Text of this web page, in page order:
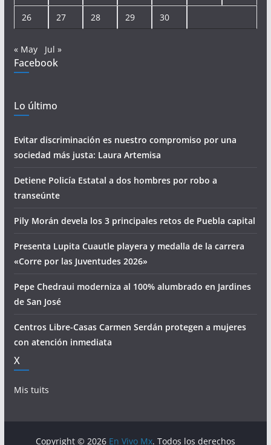
26 27 28 29 30
« May Jul »
Facebook
Lo último
Evitar discriminación es nuestro compromiso por una
sociedad más justa: Laura Artemisa
Detiene Policía Estatal a dos hombres por robo a
transeúnte
Pily Morán devela los 3 principales retos de Puebla capital
Presenta Lupita Cuautle playera y medalla de la carrera
«Corre por las Juventudes 2026»
Pepe Chedraui moderniza al 100% alumbrado en Jardines
de San José
Centros Libre-Casas Carmen Serdán protegen a mujeres
con atención inmediata
X
Mis tuits
Copyright © 2026 En Vivo Mx. Todos los derechos